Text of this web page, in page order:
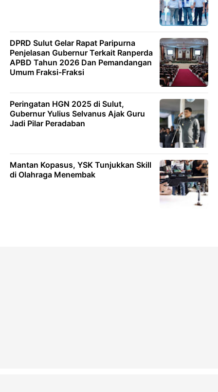
DPRD Sulut Gelar Rapat Paripurna
Penjelasan Gubernur Terkait Ranperda
APBD Tahun 2026 Dan Pemandangan
Umum Fraksi-Fraksi
Peringatan HGN 2025 di Sulut,
Gubernur Yulius Selvanus Ajak Guru
Jadi Pilar Peradaban
Mantan Kopasus, YSK Tunjukkan Skill
di Olahraga Menembak